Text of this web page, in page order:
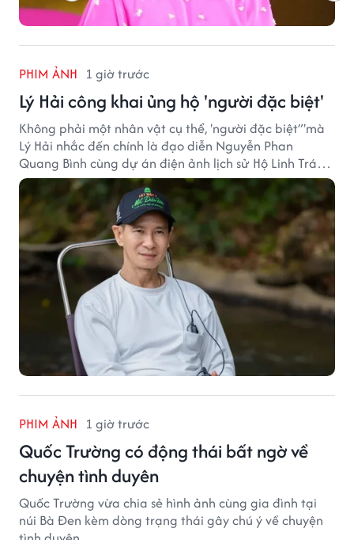
PHIM ẢNH 1 giờ trước
Lý Hải công khai ủng hộ 'người đặc biệt'
Không phải một nhân vật cụ thể, 'người đặc biệt”'mà
Lý Hải nhắc đến chính là đạo diễn Nguyễn Phan
Quang Bình cùng dự án điện ảnh lịch sử Hộ Linh Tráng
Sĩ: Bí Ẩn Mộ Vua Đinh.
PHIM ẢNH 1 giờ trước
Quốc Trường có động thái bất ngờ về
chuyện tình duyên
Quốc Trường vừa chia sẻ hình ảnh cùng gia đình tại
núi Bà Đen kèm dòng trạng thái gây chú ý về chuyện